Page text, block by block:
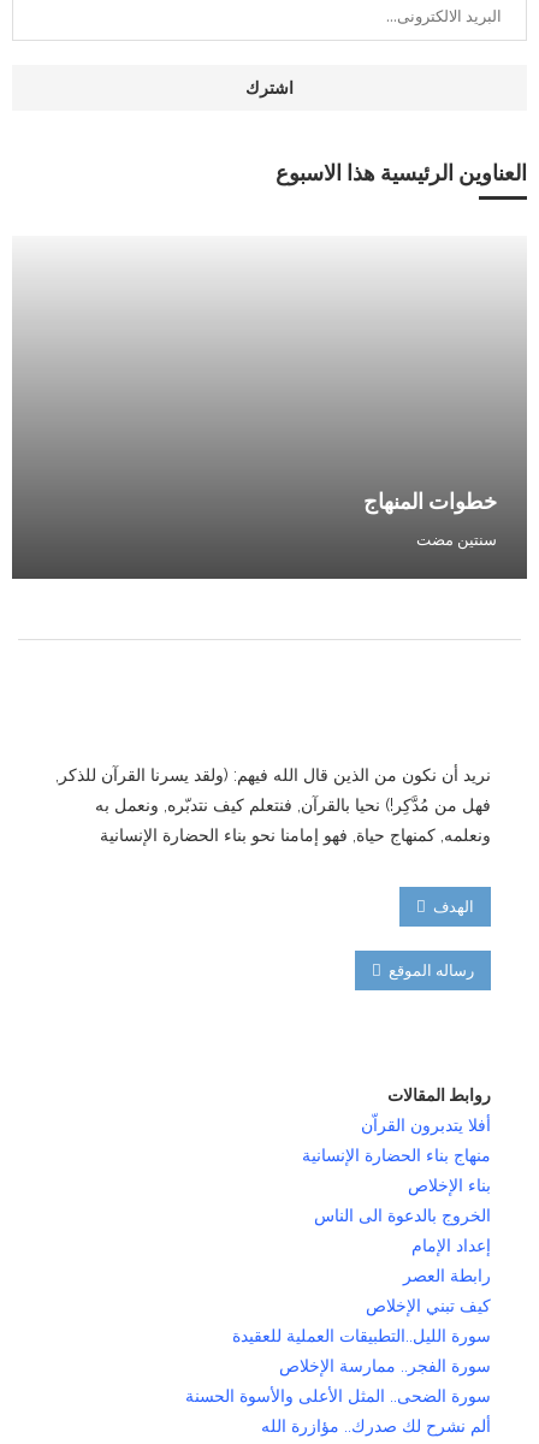
العناوين الرئيسية هذا الاسبوع
خطوات المنهاج
سنتين مضت
نريد أن نكون من الذين قال الله فيهم: (ولقد يسرنا القرآن للذكر,
فهل من مُدَّكِر!) نحيا بالقرآن, فنتعلم كيف نتدبّره, ونعمل به
ونعلمه, كمنهاج حياة, فهو إمامنا نحو بناء الحضارة الإنسانية
الهدف
رساله الموقع
روابط المقالات
أفلا يتدبرون القراّن
منهاج بناء الحضارة الإنسانية
بناء الإخلاص
الخروج بالدعوة الى الناس
إعداد الإمام
رابطة العصر
كيف تبني الإخلاص
سورة الليل..التطبيقات العملية للعقيدة
سورة الفجر.. ممارسة الإخلاص
سورة الضحى.. المثل الأعلى والأسوة الحسنة
ألم نشرح لك صدرك.. مؤازرة الله